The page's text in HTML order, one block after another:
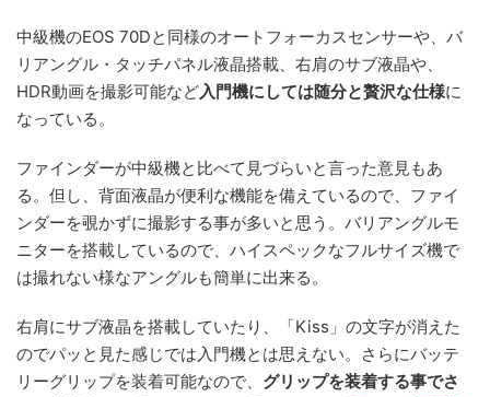
中級機のEOS 70Dと同様のオートフォーカスセンサーや、バ
リアングル・タッチパネル液晶搭載、右肩のサブ液晶や、
HDR動画を撮影可能など入門機にしては随分と贅沢な仕様に
なっている。
ファインダーが中級機と比べて見づらいと言った意見もあ
る。但し、背面液晶が便利な機能を備えているので、ファイ
ンダーを覗かずに撮影する事が多いと思う。バリアングルモ
ニターを搭載しているので、ハイスペックなフルサイズ機で
は撮れない様なアングルも簡単に出来る。
右肩にサブ液晶を搭載していたり、「Kiss」の文字が消えた
のでパッと見た感じでは入門機とは思えない。さらにバッテ
リーグリップを装着可能なので、 グリップを装着する事でさ